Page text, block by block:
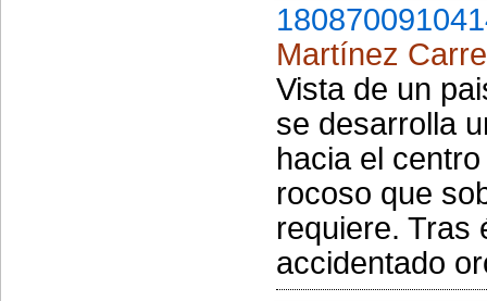
Martínez
Vista de un
se desarrolla
hacia el
rocoso que
requiere. Tras
accidentado